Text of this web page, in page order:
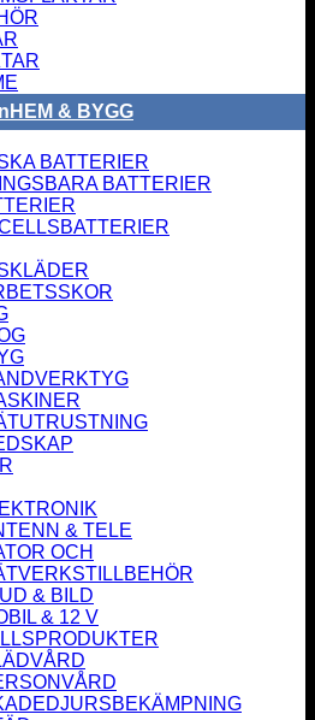
HEM & BYGG
BATTERIER
BATTERIER
& TELE
OCH
& BILD
& 12 V